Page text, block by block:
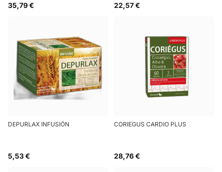
35,79 € 22,57 €
DEPURLAX INFUSIÓN
5,53 €
CORIEGUS CARDIO PLUS
28,76 €